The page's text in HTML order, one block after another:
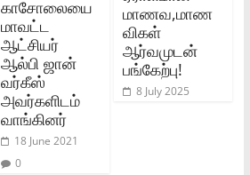
காசோலையை
மாவட்ட
ஆட்சியர்
ஆல்பி ஜான்
வர்கீஸ்
அவர்களிடம்
வாங்கினர்
18 June 2021
0
மாணவ,மாண
விகள்
ஆர்வமுடன்
பங்கேற்பு!
8 July 2025